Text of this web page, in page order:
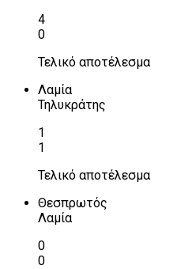
4
0
Τελικό αποτέλεσμα
Λαμία
Τηλυκράτης
1
1
Τελικό αποτέλεσμα
Θεσπρωτός
Λαμία
0
0